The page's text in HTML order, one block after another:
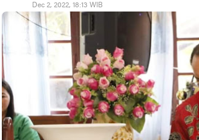
Dec 2, 2022, 18:13 WIB